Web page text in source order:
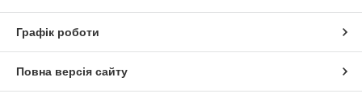
Графік роботи
Повна версія сайту